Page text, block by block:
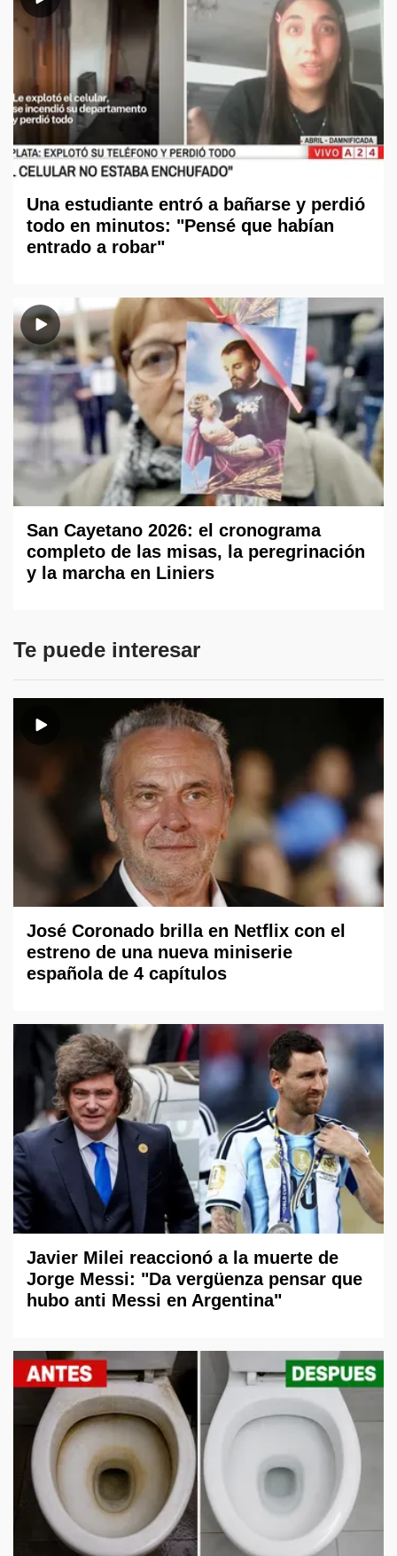
Una estudiante entró a bañarse y perdió
todo en minutos: "Pensé que habían
entrado a robar"
San Cayetano 2026: el cronograma
completo de las misas, la peregrinación
y la marcha en Liniers
Te puede interesar
José Coronado brilla en Netflix con el
estreno de una nueva miniserie
española de 4 capítulos
Javier Milei reaccionó a la muerte de
Jorge Messi: "Da vergüenza pensar que
hubo anti Messi en Argentina"